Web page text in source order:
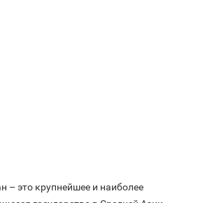
– это крупнейшее и наиболее